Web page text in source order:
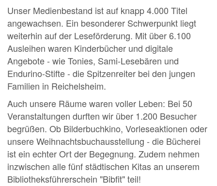
Unser Medienbestand ist auf knapp 4.000 Titel
angewachsen. Ein besonderer Schwerpunkt liegt
weiterhin auf der Leseförderung. Mit über 6.100
Ausleihen waren Kinderbücher und digitale
Angebote - wie Tonies, Sami-Lesebären und
Endurino-Stifte - die Spitzenreiter bei den jungen
Familien in Reichelsheim.
Auch unsere Räume waren voller Leben: Bei 50
Veranstaltungen durften wir über 1.200 Besucher
begrüßen. Ob Bilderbuchkino, Vorleseaktionen oder
unsere Weihnachtsbuchausstellung - die Bücherei
ist ein echter Ort der Begegnung. Zudem nehmen
inzwischen alle fünf städtischen Kitas an unserem
Bibliotheksführerschein "Bibfit" teil!